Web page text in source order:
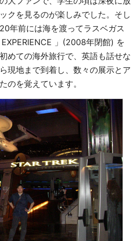
クを見るのが楽しみでした。そし
年前には海を渡ってラスベガス
」(2008年閉館) を
めての海外旅行で、英語も話せな
現地まで到着し、数々の展示とア
のを覚えています。